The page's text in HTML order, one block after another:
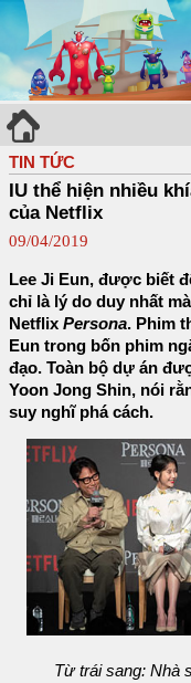
TIN TỨC
IU thể hiện nhiều
của Netflix
09/04/2019
Lee Ji Eun, được biết
chỉ là lý do duy nhất
Netflix Persona. Phim
Eun trong bốn phim
đạo. Toàn bộ dự án
Yoon Jong Shin, nói
suy nghĩ phá cách.
Từ trái sang: Nhà